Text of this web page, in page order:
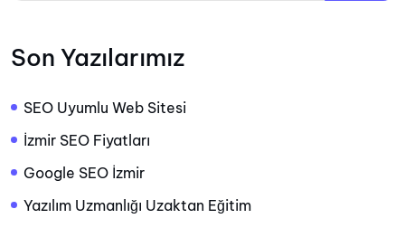
Son Yazılarımız
SEO Uyumlu Web Sitesi
İzmir SEO Fiyatları
Google SEO İzmir
Yazılım Uzmanlığı Uzaktan Eğitim